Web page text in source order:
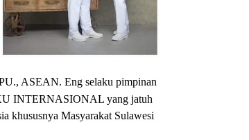
ASEAN. Eng selaku pimpinan
INTERNASIONAL yang jatuh
khususnya Masyarakat Sulawesi